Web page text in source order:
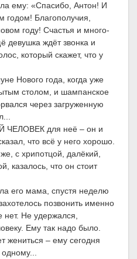
ему: «Спасибо, Антон! И
Благополучия,
году! Счастья и много-
девушка ждёт звонка и
который скажет, что у
Нового года, когда уже
столом, и шампанское
через загруженную
ЧЕЛОВЕК для неё – он и
что всё у него хорошо.
с хрипотцой, далёкий,
казалось, что он стоит
его мама, спустя неделю
позвонить именно
нет. Не удержался,
Ему так надо было.
жениться – ему сегодня